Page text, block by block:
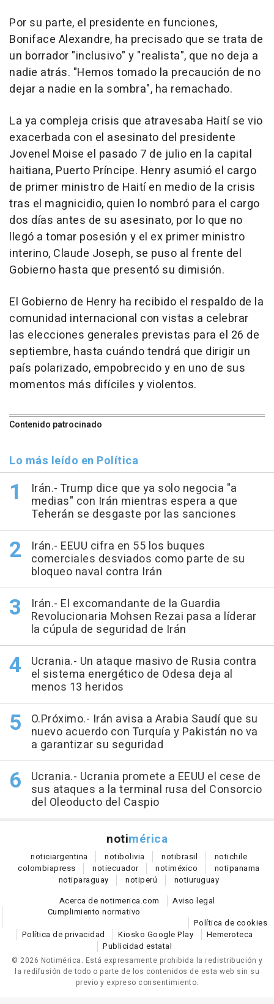
Por su parte, el presidente en funciones,
Boniface Alexandre, ha precisado que se trata de
un borrador "inclusivo" y "realista", que no deja a
nadie atrás. "Hemos tomado la precaución de no
dejar a nadie en la sombra", ha remachado.
La ya compleja crisis que atravesaba Haití se vio
exacerbada con el asesinato del presidente
Jovenel Moise el pasado 7 de julio en la capital
haitiana, Puerto Príncipe. Henry asumió el cargo
de primer ministro de Haití en medio de la crisis
tras el magnicidio, quien lo nombró para el cargo
dos días antes de su asesinato, por lo que no
llegó a tomar posesión y el ex primer ministro
interino, Claude Joseph, se puso al frente del
Gobierno hasta que presentó su dimisión.
El Gobierno de Henry ha recibido el respaldo de la
comunidad internacional con vistas a celebrar
las elecciones generales previstas para el 26 de
septiembre, hasta cuándo tendrá que dirigir un
país polarizado, empobrecido y en uno de sus
momentos más difíciles y violentos.
Contenido patrocinado
Lo más leído en Política
Irán.- Trump dice que ya solo negocia "a
medias" con Irán mientras espera a que
Teherán se desgaste por las sanciones
Irán.- EEUU cifra en 55 los buques
comerciales desviados como parte de su
bloqueo naval contra Irán
Irán.- El excomandante de la Guardia
Revolucionaria Mohsen Rezai pasa a líderar
la cúpula de seguridad de Irán
Ucrania.- Un ataque masivo de Rusia contra
el sistema energético de Odesa deja al
menos 13 heridos
O.Próximo.- Irán avisa a Arabia Saudí que su
nuevo acuerdo con Turquía y Pakistán no va
a garantizar su seguridad
Ucrania.- Ucrania promete a EEUU el cese de
sus ataques a la terminal rusa del Consorcio
del Oleoducto del Caspio
notimérica
noticiargentina notibolivia notibrasil notichile
colombiapress notiecuador notiméxico notipanama
notiparaguay notiperú notiuruguay
Acerca de notimerica.com
Aviso legal
Cumplimiento normativo
Política de cookies
Política de privacidad
Kiosko Google Play
Hemeroteca
Publicidad estatal
© 2026 Notimérica. Está expresamente prohibida la redistribución y
la redifusión de todo o parte de los contenidos de esta web sin su
previo y expreso consentimiento.